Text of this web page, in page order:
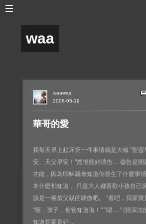
waa
華哥的愛
我每天早上起床第一件事情就是大喊 "聖靈
安、天父早安！"然後開始禱告.... 禱告是
功能，因為耶穌就會知道你發生了什麼事
本什麼都知道， 只是大人都喜歡小孩自己
該是一種當父親的驕傲吧。 "看吧，我家寶
"喔，孩子，爸爸知道啦！" "嗯....." (很深沈
知道答案是好 ...
2008-05-19
waawaa